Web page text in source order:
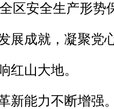
区安全生产形势
展成就，凝聚党
红山大地。
新能力不断增强